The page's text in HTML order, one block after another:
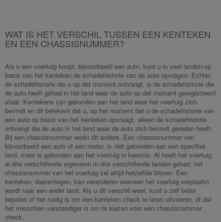
WAT IS HET VERSCHIL TUSSEN EEN KENTEKEN
EN EEN CHASSISNUMMER?
Als u een voertuig koopt, bijvoorbeeld een auto, kunt u in veel landen op
basis van het kenteken de schadehistorie van de auto opvragen. Echter,
de schadehistorie die u op dat moment ontvangt, is de schadehistorie die
de auto heeft gehad in het land waar de auto op dat moment geregistreerd
staat. Kentekens zijn gebonden aan het land waar het voertuig zich
bevindt en dit betekent dat u, op het moment dat u de schadehistorie van
een auto op basis van het kenteken opvraagt, alleen de schadehistorie
ontvangt die de auto in het land waar de auto zich bevindt gereden heeft.
Bij een chassisnummer werkt dit anders. Een chassisnummer van
bijvoorbeeld een auto of een motor, is niet gebonden aan een specifiek
land, maar is gebonden aan het voertuig in kwestie. Al heeft het voertuig
al drie verschillende eigenaren in drie verschillende landen gehad, het
chassisnummer van het voertuig zal altijd hetzelfde blijven. Een
kenteken, daarentegen, kan veranderen wanneer het voertuig verplaatst
wordt naar een ander land. Als u dit verschil weet, kunt u zelf beter
bepalen of het nodig is om een kenteken check te laten uitvoeren, óf dat
het misschien verstandiger is om te kiezen voor een chassisnummer
check.